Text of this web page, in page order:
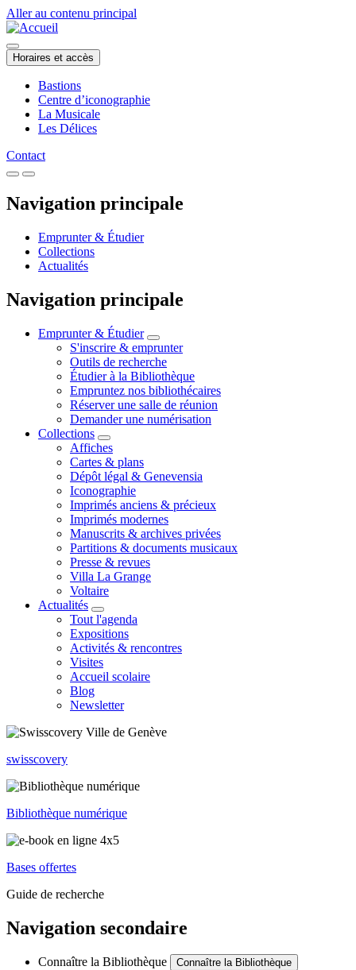
Aller au contenu principal
Horaires et accès
Bastions
Centre d’iconographie
La Musicale
Les Délices
Contact
Navigation principale
Emprunter & Étudier
Collections
Actualités
Navigation principale
Emprunter & Étudier
S'inscrire & emprunter
Outils de recherche
Étudier à la Bibliothèque
Empruntez nos bibliothécaires
Réserver une salle de réunion
Demander une numérisation
Collections
Affiches
Cartes & plans
Dépôt légal & Genevensia
Iconographie
Imprimés anciens & précieux
Imprimés modernes
Manuscrits & archives privées
Partitions & documents musicaux
Presse & revues
Villa La Grange
Voltaire
Actualités
Tout l'agenda
Expositions
Activités & rencontres
Visites
Accueil scolaire
Blog
Newsletter
swisscovery
Bibliothèque numérique
Bases offertes
Guide de recherche
Navigation secondaire
Connaître la Bibliothèque Connaître la Bibliothèque